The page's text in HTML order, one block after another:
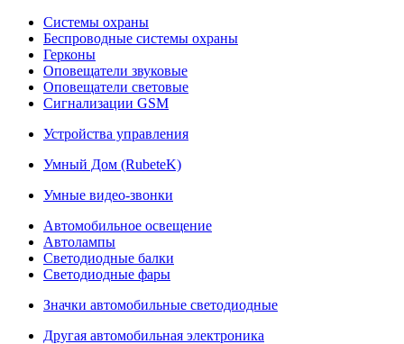
Системы охраны
Беспроводные системы охраны
Герконы
Оповещатели звуковые
Оповещатели световые
Сигнализации GSM
Устройства управления
Умный Дом (RubeteK)
Умные видео-звонки
Автомобильное освещение
Автолампы
Светодиодные балки
Светодиодные фары
Значки автомобильные светодиодные
Другая автомобильная электроника